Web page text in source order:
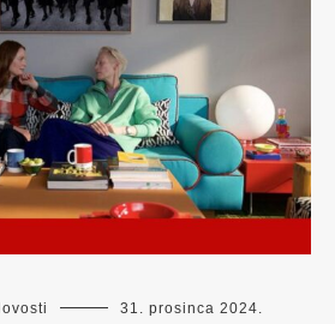
31. prosinca 2024.